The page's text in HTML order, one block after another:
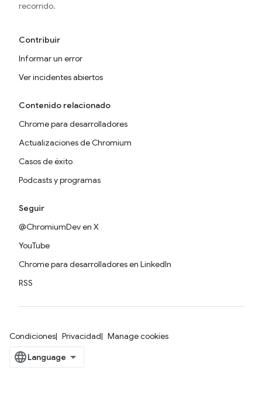
recorrido.
Contribuir
Informar un error
Ver incidentes abiertos
Contenido relacionado
Chrome para desarrolladores
Actualizaciones de Chromium
Casos de éxito
Podcasts y programas
Seguir
@ChromiumDev en X
YouTube
Chrome para desarrolladores en LinkedIn
RSS
Condiciones Privacidad Manage cookies